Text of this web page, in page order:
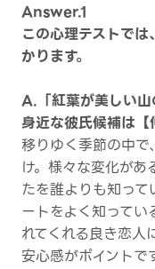
Answer.1
この心理テストで
かります。
A.「紅葉が美しい
身近な彼氏候補は【
移りゆく季節の中で
け。様々な変化が
たを誰よりも知っ
ートをよく知って
れてくれる良き恋人
安心感がポイントで